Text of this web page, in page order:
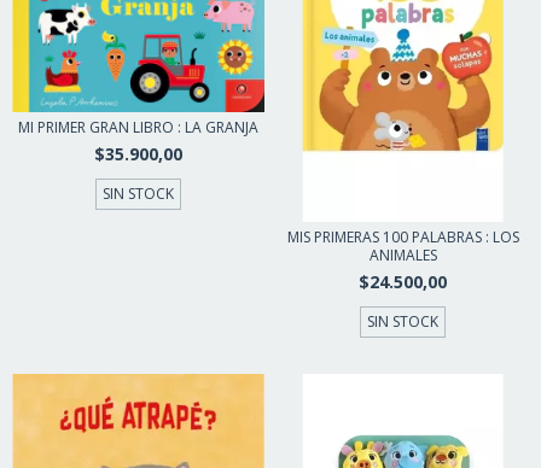
MI PRIMER GRAN LIBRO : LA GRANJA
$35.900,00
SIN STOCK
MIS PRIMERAS 100 PALABRAS : LOS
ANIMALES
$24.500,00
SIN STOCK